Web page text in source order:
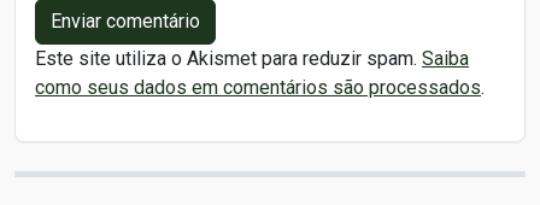
Enviar comentário
Este site utiliza o Akismet para reduzir spam. Saiba
como seus dados em comentários são processados.